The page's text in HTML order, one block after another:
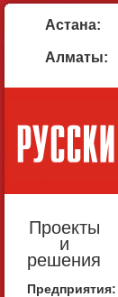
Астана:
Алматы:
Проекты
и
решения
Предприятия: